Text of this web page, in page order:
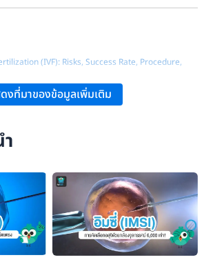
(IVF): Risks, Success Rate, Procedure,
Fertilization (IVF)”.
งที่มาของข้อมูลเพิ่มเติม